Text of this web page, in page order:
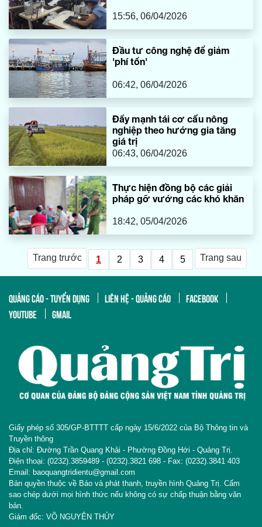
15:56, 06/04/2026
Đầu tư công nghệ để giảm
'phí tổn'
06:42, 06/04/2026
Đẩy mạnh tái cơ cấu nông
nghiệp theo hướng gia tăng
giá trị
06:43, 06/04/2026
Thực hiện đồng bộ các giải
pháp gỡ vướng các khó khăn
18:42, 05/04/2026
Trang trước 1 2 3 4 5 Trang sau
QUẢNG CÁO - TUYỂN DỤNG LIÊN HỆ - QUẢNG CÁO
FACEBOOK
YOUTUBE
GMAIL
Giấy phép số 305/GP-BTTTT cấp ngày 15/6/2022 của Bộ Thông tin và
Truyền thông
Địa chỉ: Đường Trần Quang Khải - Phường Đồng Hới - Quảng Trị.
Điện thoại: (0232).3859489 - (0232).3821 698 - Fax: (0232).3841 403
Email: baoquangtridientu@gmail.com
Bản quyền thuộc về Báo và phát thanh, truyền hình Quảng Trị. Cấm
sao chép dưới mọi hình thức nếu không có sự chấp thuận bằng văn
bản.
Giám đốc: VÕ NGUYÊN THỦY